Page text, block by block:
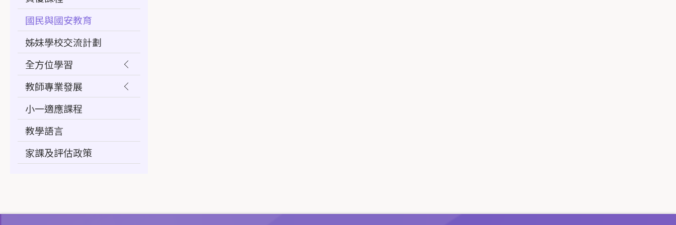
國民與國安教育
姊妹學校交流計劃
全方位學習
教師專業發展
小一適應課程
教學語言
家課及評估政策